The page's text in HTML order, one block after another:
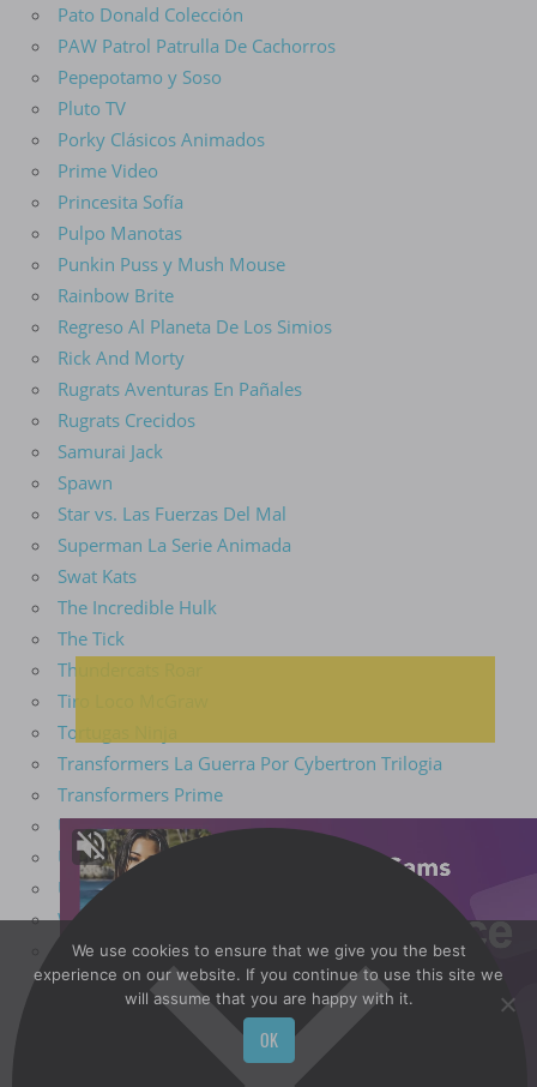
Pato Donald Colección
PAW Patrol Patrulla De Cachorros
Pepepotamo y Soso
Pluto TV
Porky Clásicos Animados
Prime Video
Princesita Sofía
Pulpo Manotas
Punkin Puss y Mush Mouse
Rainbow Brite
Regreso Al Planeta De Los Simios
Rick And Morty
Rugrats Aventuras En Pañales
Rugrats Crecidos
Samurai Jack
Spawn
Star vs. Las Fuerzas Del Mal
Superman La Serie Animada
Swat Kats
The Incredible Hulk
The Tick
Thundercats Roar
Tiro Loco McGraw
Tortugas Ninja
Transformers La Guerra Por Cybertron Trilogia
Transformers Prime
Ugly Americans
Un Show Más
Uncategorized
Warner Bros.
Yo-Kai Watch
Aventuras Cartoon Network
We use cookies to ensure that we give you the best
experience on our website. If you continue to use this site we
will assume that you are happy with it.
OK